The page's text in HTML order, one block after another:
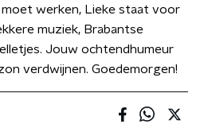
werken, Lieke staat voor
muziek, Brabantse
Jouw ochtendhumeur
verdwijnen. Goedemorgen!